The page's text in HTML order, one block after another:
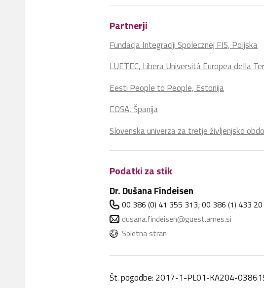
Partnerji
Fundacja Integraciji Spolecznej FIS, Poljska
LUETEC, Libera Università Europea della
Eesti People to People, Estonija
EOSA, Španija
Slovenska univerza za tretje življenjsko
Podatki za stik
Dr. Dušana Findeisen
00 386 (0) 41 355 313; 00 386 (1) 433
dusana.findeisen@guest.arnes.si
Spletna stran
Št. pogodbe: 2017-1-PL01-KA204-